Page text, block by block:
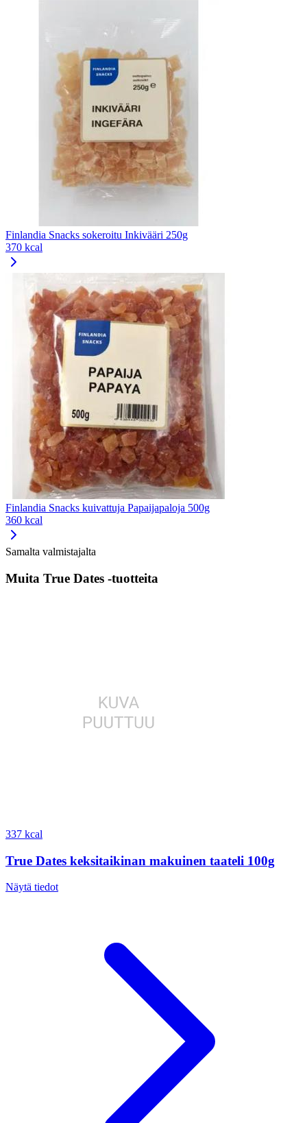
Finlandia Snacks sokeroitu Inkivääri 250g
370 kcal
Finlandia Snacks kuivattuja Papaijapaloja 500g
360 kcal
Samalta valmistajalta
Muita True Dates -tuotteita
337 kcal
True Dates keksitaikinan makuinen taateli 100g
Näytä tiedot